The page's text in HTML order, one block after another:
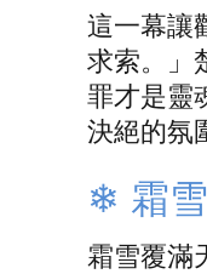
這一幕讓
求索。」
罪才是靈
決絕的氛
❄ 霜
霜雪覆滿